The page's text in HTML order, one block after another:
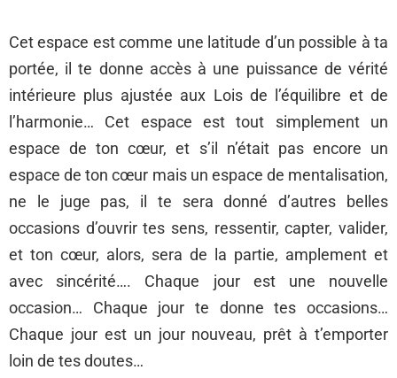
Cet espace est comme une latitude d’un possible à ta
portée, il te donne accès à une puissance de vérité
intérieure plus ajustée aux Lois de l’équilibre et de
l’harmonie… Cet espace est tout simplement un
espace de ton cœur, et s’il n’était pas encore un
espace de ton cœur mais un espace de mentalisation,
ne le juge pas, il te sera donné d’autres belles
occasions d’ouvrir tes sens, ressentir, capter, valider,
et ton cœur, alors, sera de la partie, amplement et
avec sincérité…. Chaque jour est une nouvelle
occasion… Chaque jour te donne tes occasions…
Chaque jour est un jour nouveau, prêt à t’emporter
loin de tes doutes…